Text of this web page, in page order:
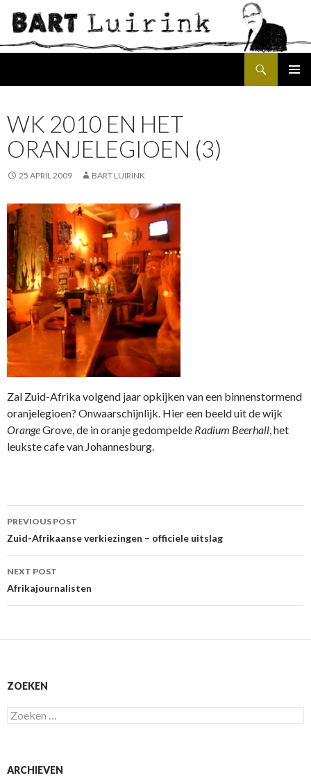
WK 2010 EN HET
ORANJELEGIOEN (3)
25 APRIL 2009 BART LUIRINK
Zal Zuid-Afrika volgend jaar opkijken van een binnenstormend
oranjelegioen? Onwaarschijnlijk. Hier een beeld uit de wijk
OrangeGrove, de in oranje gedompelde Radium Beerhall, het
leukste cafe van Johannesburg.
Post
navigation
PREVIOUS POST
Zuid-Afrikaanse verkiezingen – officiele uitslag
NEXT POST
Afrikajournalisten
ZOEKEN
Zoeken
naar:
ARCHIEVEN